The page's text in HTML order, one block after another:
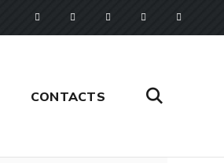
CONTACTS